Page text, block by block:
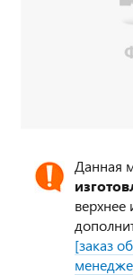
Данная
верхнее
[заказ